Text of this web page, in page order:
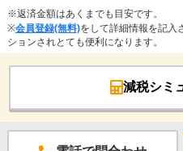
※返済金額はあくまでも目安です。
※会員登録(無料)をして詳細情報を記入
ションされとても便利になります。
減税シミ